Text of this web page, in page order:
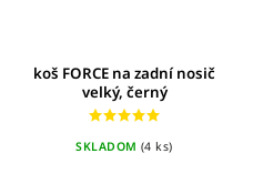
koš FORCE na zadní nosič
velký, černý
SKLADOM (4 ks)